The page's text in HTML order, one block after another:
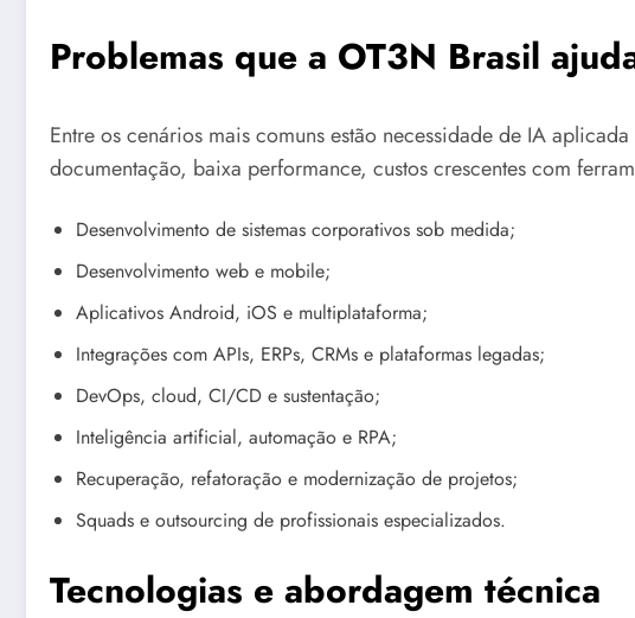
Problemas que a OT3N Brasil
Entre os cenários mais comuns estão necessidade de IA
documentação, baixa performance, custos crescentes com
Desenvolvimento de sistemas corporativos sob medida;
Desenvolvimento web e mobile;
Aplicativos Android, iOS e multiplataforma;
Integrações com APIs, ERPs, CRMs e plataformas legadas;
DevOps, cloud, CI/CD e sustentação;
Inteligência artificial, automação e RPA;
Recuperação, refatoração e modernização de projetos;
Squads e outsourcing de profissionais especializados.
Tecnologias e abordagem técnica